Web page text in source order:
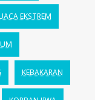
EKSTREM
KEBAKARAN